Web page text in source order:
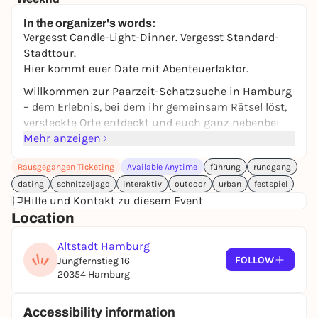
from 35,00 €
In the organizer's words:
Vergesst Candle-Light-Dinner. Vergesst Standard-
Stadttour.
Hier kommt euer Date mit Abenteuerfaktor.
Willkommen zur Paarzeit-Schatzsuche in Hamburg
– dem Erlebnis, bei dem ihr gemeinsam Rätsel löst,
versteckte Orte entdeckt und euch ganz nebenbei
wieder ein kleines bisschen neu kennenlernt. Denn
Stadt, eine Mission – und euch zwei.
Mit eurem Smartphone in der Hand wird Hamburg
zum Spielfeld: Hinweise führen euch von Station zu
Station, überraschende Aufgaben sorgen für Lacher,
kleine Challenges bringen euch ins Gespräch.
Schritt für Schritt entsteht eure ganz persönliche
Love-Story durch die Stadt.
Kaffee? Jederzeit. Umweg für einen spontanen Kuss-
Mehr anzeigen
Rausgegangen Ticketing Available Anytime führung
rundgang
dating
schnitzeljagd interaktiv outdoor urban festspiel
Hilfe und Kontakt zu diesem Event
Location
Altstadt Hamburg
Jungfernstieg 16
20354 Hamburg
FOLLOW
Accessibility information